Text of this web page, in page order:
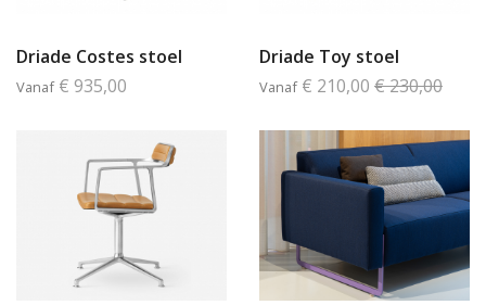
Driade Costes stoel
Vanaf € 935,00
Driade Toy stoel
Vanaf € 210,00 € 230,00